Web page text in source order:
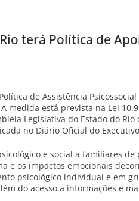
terá Política de
de Assistência
medida está prevista na Lei
Legislativa do Estado do
no Diário Oficial do
e social a familiares
e os impactos emocionais
psicológico individual e em
do acesso a informações e